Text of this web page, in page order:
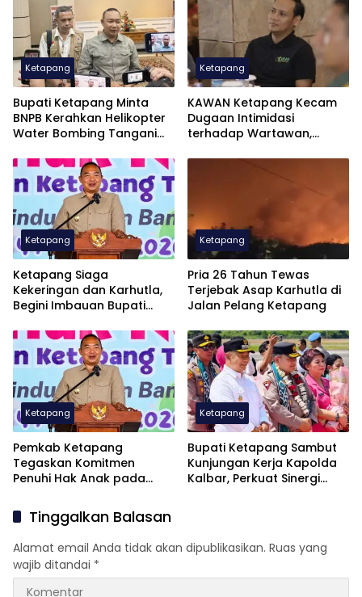
Ketapang
Bupati Ketapang Minta
BNPB Kerahkan Helikopter
Water Bombing Tangani
Ketapang
KAWAN Ketapang Kecam
Dugaan Intimidasi
terhadap Wartawan,
Sesuai UU Pers
Ketapang
Ketapang Siaga
Kekeringan dan Karhutla,
Begini Imbauan Bupati
Ketapang
Pria 26 Tahun Tewas
Terjebak Asap Karhutla di
Jalan Pelang Ketapang
Ketapang
Pemkab Ketapang
Tegaskan Komitmen
Penuhi Hak Anak pada
Ketapang
Bupati Ketapang Sambut
Kunjungan Kerja Kapolda
Kalbar, Perkuat Sinergi
Tinggalkan Balasan
Alamat email Anda tidak akan dipublikasikan. Ruas yang
wajib ditandai *